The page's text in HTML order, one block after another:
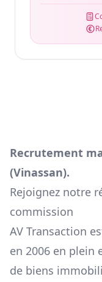
Recrutement
(Vinassan).
Rejoignez notre
commission
AV Transaction
en 2006 en plein
de biens